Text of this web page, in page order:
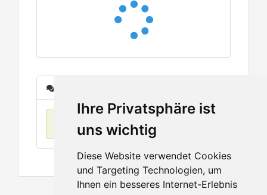
Ihre Privatsphäre ist
uns wichtig
Diese Website verwendet Cookies
und Targeting Technologien, um
Ihnen ein besseres Internet-Erlebnis
Keine Einträge